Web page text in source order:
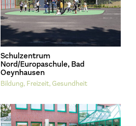
Schulzentrum
Nord/Europaschule, Bad
Oeynhausen
Bildung, Freizeit, Gesundheit